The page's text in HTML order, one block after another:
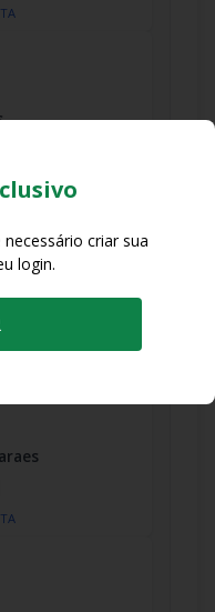
criar sua
login.